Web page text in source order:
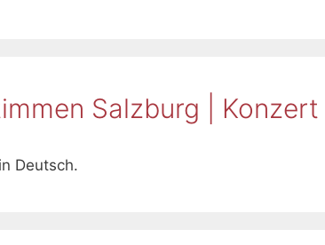
Salzburg | Konzert
Deutsch.